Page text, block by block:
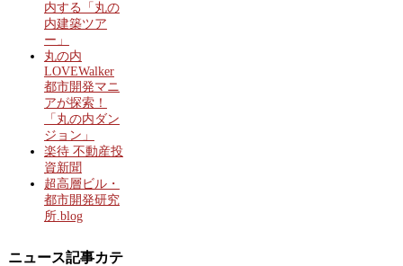
内する「丸の
内建築ツア
ー」
丸の内
LOVEWalker
都市開発マニ
アが探索！
「丸の内ダン
ジョン」
楽待 不動産投
資新聞
超高層ビル・
都市開発研究
所.blog
ニュース記事カテ